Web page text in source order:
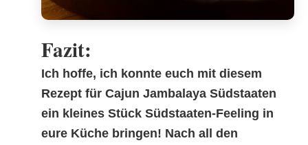
Fazit:
Ich hoffe, ich konnte euch mit diesem
Rezept für Cajun Jambalaya Südstaaten
ein kleines Stück Südstaaten-Feeling in
eure Küche bringen! Nach all den